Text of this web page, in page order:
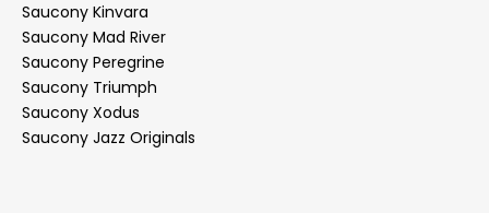
Saucony Kinvara
Saucony Mad River
Saucony Peregrine
Saucony Triumph
Saucony Xodus
Saucony Jazz Originals